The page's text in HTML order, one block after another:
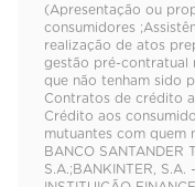
(Apresentação ou
consumidores
realização de atos
gestão pré-contratual
que não tenham sido
Contratos de crédito
Crédito aos
mutuantes com quem
BANCO SANTANDER
S.A.;BANKINTER, S.A.